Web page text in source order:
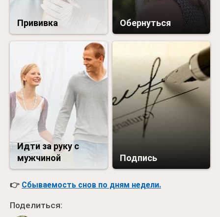
Прививка Обернуться
Идти за руку с
мужчиной
Подпись
👉 Сбываемость снов по дням недели.
Поделиться: